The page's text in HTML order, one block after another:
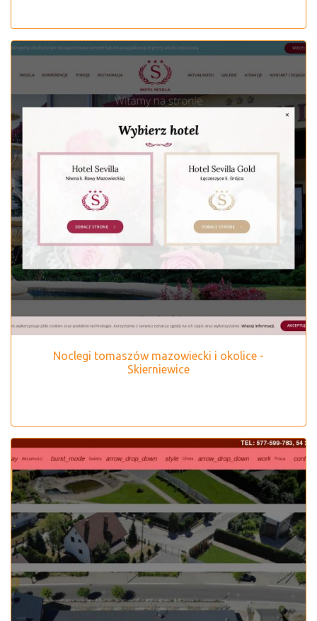
Noclegi tomaszów mazowiecki i okolice -
Skierniewice